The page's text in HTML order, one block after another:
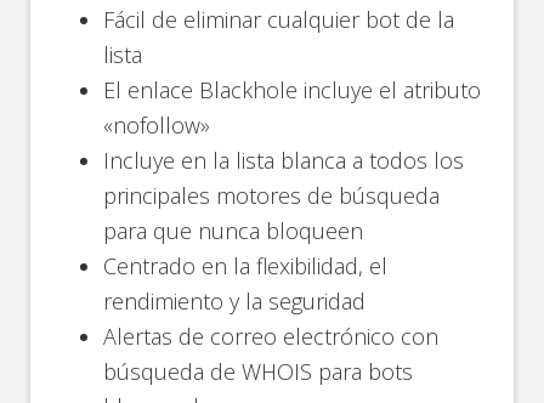
Fácil de eliminar cualquier bot de la
lista
El enlace Blackhole incluye el atributo
«nofollow»
Incluye en la lista blanca a todos los
principales motores de búsqueda
para que nunca bloqueen
Centrado en la flexibilidad, el
rendimiento y la seguridad
Alertas de correo electrónico con
búsqueda de WHOIS para bots